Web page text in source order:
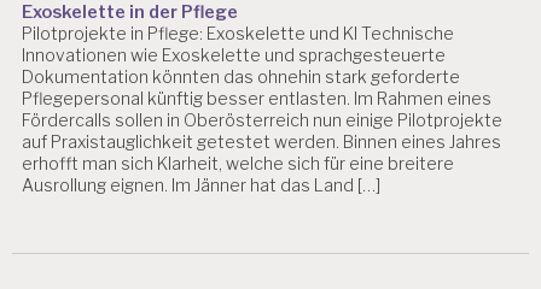
Exoskelette in der Pflege
Pilotprojekte in Pflege: Exoskelette und KI Technische
Innovationen wie Exoskelette und sprachgesteuerte
Dokumentation könnten das ohnehin stark geforderte
Pflegepersonal künftig besser entlasten. Im Rahmen eines
Fördercalls sollen in Oberösterreich nun einige Pilotprojekte
auf Praxistauglichkeit getestet werden. Binnen eines Jahres
erhofft man sich Klarheit, welche sich für eine breitere
Ausrollung eignen. Im Jänner hat das Land […]